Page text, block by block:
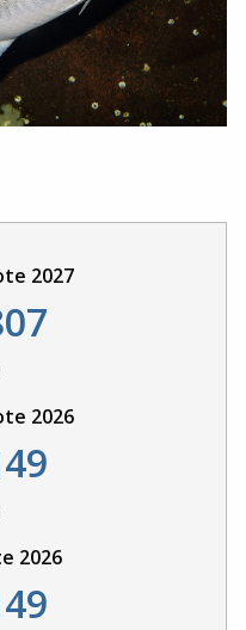
2027
2026
2026